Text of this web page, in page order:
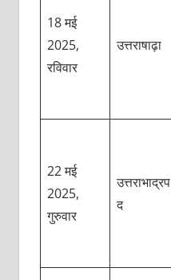
18 मई
2025,
रविवार
उत्तराषाढ़ा
22 मई
2025,
गुरुवार
उत्तराभाद्रप
द